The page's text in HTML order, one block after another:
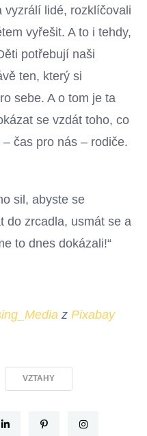
vyzrálí lidé, rozklíčovali
vyřešit. A to i tehdy,
potřebují naši
ten, který si
sebe. A o tom je ta
se vzdát toho, co
čas pro nás – rodiče.
sil, abyste se
do zrcadla, usmát se a
to dnes dokázali!“
z Pixabay
VZTAHY